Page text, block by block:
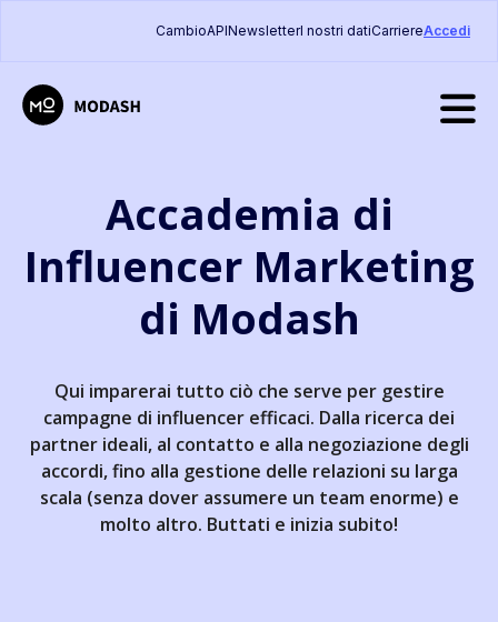
CambioAPINewsletterI nostri datiCarriereAccedi
Accademia di
Influencer Marketing
di Modash
Qui imparerai tutto ciò che serve per gestire
campagne di influencer efficaci. Dalla ricerca dei
partner ideali, al contatto e alla negoziazione degli
accordi, fino alla gestione delle relazioni su larga
scala (senza dover assumere un team enorme) e
molto altro. Buttati e inizia subito!